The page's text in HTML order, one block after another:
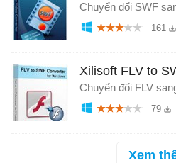
Chuyển đổi SWF
161
Xilisoft FLV to
Chuyển đổi FLV
79
Xem